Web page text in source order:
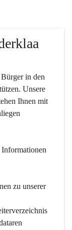
in den
Unsere
Ihnen mit
zu unserer